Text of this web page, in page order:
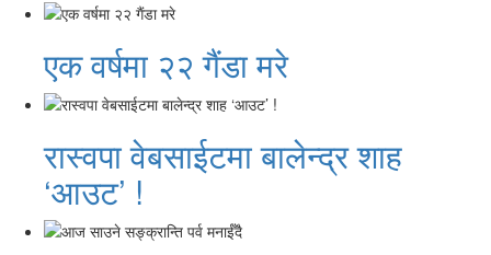
एक वर्षमा २२ गैंडा मरे
रास्वपा वेबसाईटमा बालेन्द्र शाह
‘आउट’ !